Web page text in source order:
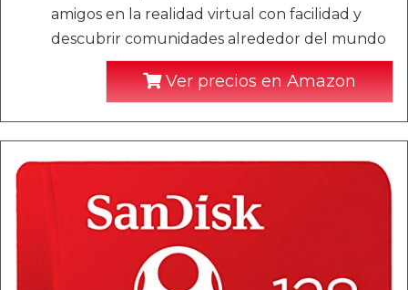
amigos en la realidad virtual con facilidad y
descubrir comunidades alrededor del mundo
Ver precios en Amazon